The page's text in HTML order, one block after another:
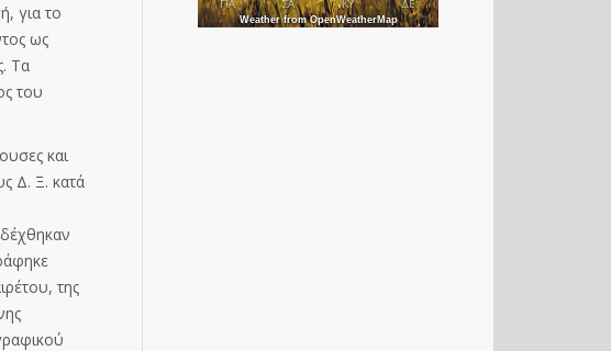
για το
ως
Τα
του
και
Δ. Ξ. κατά
της
ΠΑ ΣΑ ΚΥ ΔΕ
Weather from OpenWeatherMap